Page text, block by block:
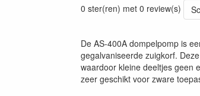
0 ster(ren) met 0 review(s)
De AS-400A dompelpomp is
gegalvaniseerde zuigkorf.
waardoor kleine deeltjes geen
zeer geschikt voor zware